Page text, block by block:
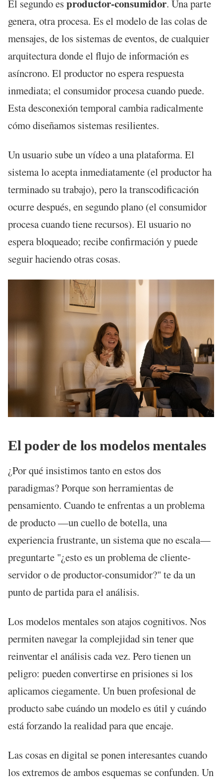
El segundo esproductor-consumidor. Una parte
genera, otra procesa. Es el modelo de las colas de
mensajes, de los sistemas de eventos, de cualquier
arquitectura donde el flujo de información es
asíncrono. El productor no espera respuesta
inmediata; el consumidor procesa cuando puede.
Esta desconexión temporal cambia radicalmente
cómo diseñamos sistemas resilientes.
Un usuario sube un vídeo a una plataforma. El
sistema lo acepta inmediatamente (el productor ha
terminado su trabajo), pero la transcodificación
ocurre después, en segundo plano (el consumidor
procesa cuando tiene recursos). El usuario no
espera bloqueado; recibe confirmación y puede
seguir haciendo otras cosas.
El poder de los modelos mentales
¿Por qué insistimos tanto en estos dos
paradigmas? Porque son herramientas de
pensamiento. Cuando te enfrentas a un problema
de producto —un cuello de botella, una
experiencia frustrante, un sistema que no escala—
preguntarte "¿esto es un problema de cliente-
servidor o de productor-consumidor?" te da un
punto de partida para el análisis.
Los modelos mentales son atajos cognitivos. Nos
permiten navegar la complejidad sin tener que
reinventar el análisis cada vez. Pero tienen un
peligro: pueden convertirse en prisiones si los
aplicamos ciegamente. Un buen profesional de
producto sabe cuándo un modelo es útil y cuándo
está forzando la realidad para que encaje.
Las cosas en digital se ponen interesantes cuando
los extremos de ambos esquemas se confunden. Un